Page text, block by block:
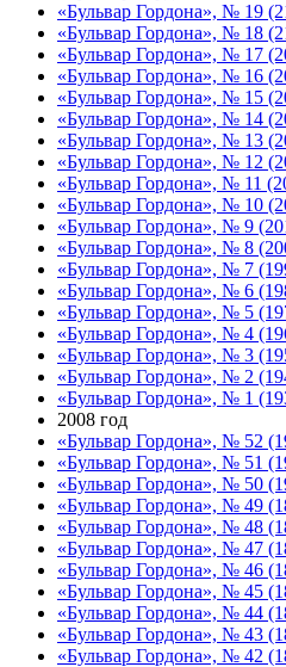
«Бульвар Гордона», № 19
«Бульвар Гордона», № 18
«Бульвар Гордона», № 17
«Бульвар Гордона», № 16
«Бульвар Гордона», № 15
«Бульвар Гордона», № 14
«Бульвар Гордона», № 13
«Бульвар Гордона», № 12
«Бульвар Гордона», № 11
«Бульвар Гордона», № 10
«Бульвар Гордона», № 9
«Бульвар Гордона», № 8
«Бульвар Гордона», № 7
«Бульвар Гордона», № 6
«Бульвар Гордона», № 5
«Бульвар Гордона», № 4
«Бульвар Гордона», № 3
«Бульвар Гордона», № 2
«Бульвар Гордона», № 1
2008 год
«Бульвар Гордона», № 52
«Бульвар Гордона», № 51
«Бульвар Гордона», № 50
«Бульвар Гордона», № 49
«Бульвар Гордона», № 48
«Бульвар Гордона», № 47
«Бульвар Гордона», № 46
«Бульвар Гордона», № 45
«Бульвар Гордона», № 44
«Бульвар Гордона», № 43
«Бульвар Гордона», № 42